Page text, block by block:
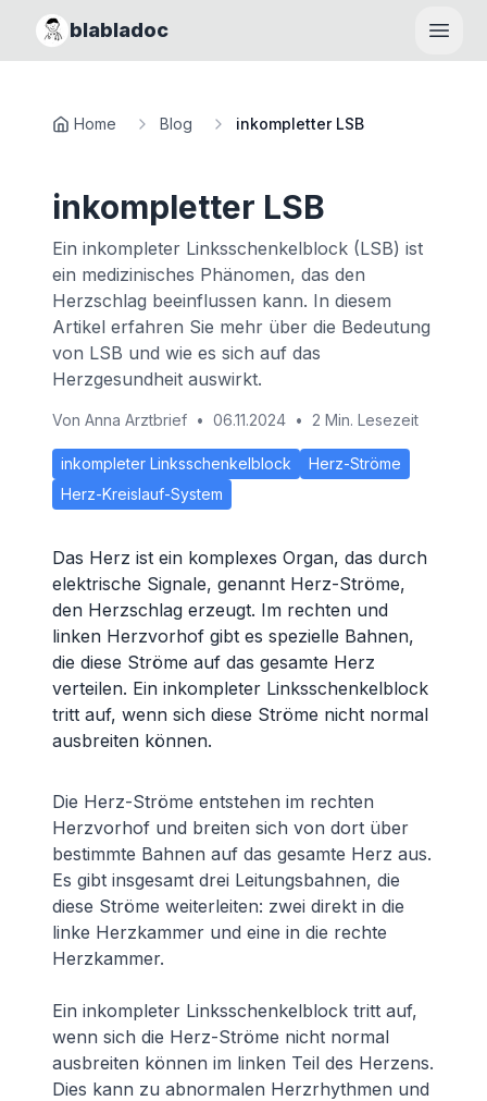
blabladoc
Home Blog inkompletter LSB
inkompletter LSB
Ein inkompleter Linksschenkelblock (LSB) ist
ein medizinisches Phänomen, das den
Herzschlag beeinflussen kann. In diesem
Artikel erfahren Sie mehr über die Bedeutung
von LSB und wie es sich auf das
Herzgesundheit auswirkt.
Von Anna Arztbrief • 06.11.2024 • 2 Min. Lesezeit
inkompleter Linksschenkelblock
Herz-Ströme
Herz-Kreislauf-System
Das Herz ist ein komplexes Organ, das durch
elektrische Signale, genannt Herz-Ströme,
den Herzschlag erzeugt. Im rechten und
linken Herzvorhof gibt es spezielle Bahnen,
die diese Ströme auf das gesamte Herz
verteilen. Ein inkompleter Linksschenkelblock
tritt auf, wenn sich diese Ströme nicht normal
ausbreiten können.
Die Herz-Ströme entstehen im rechten
Herzvorhof und breiten sich von dort über
bestimmte Bahnen auf das gesamte Herz aus.
Es gibt insgesamt drei Leitungsbahnen, die
diese Ströme weiterleiten: zwei direkt in die
linke Herzkammer und eine in die rechte
Herzkammer.
Ein inkompleter Linksschenkelblock tritt auf,
wenn sich die Herz-Ströme nicht normal
ausbreiten können im linken Teil des Herzens.
Dies kann zu abnormalen Herzrhythmen und